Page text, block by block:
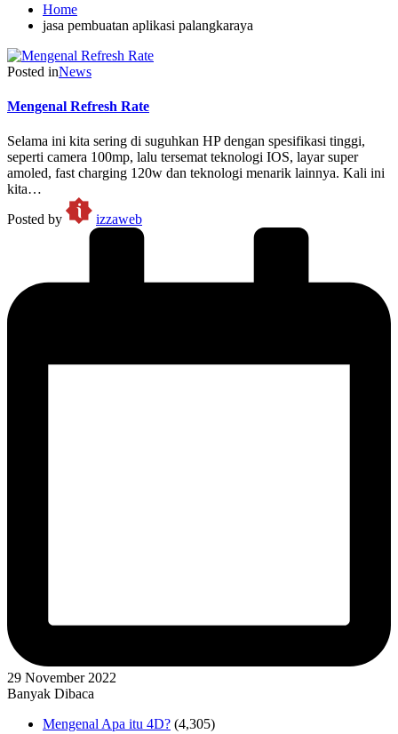
Home
jasa pembuatan aplikasi palangkaraya
Posted inNews
Mengenal Refresh Rate
Selama ini kita sering di suguhkan HP dengan spesifikasi tinggi,
seperti camera 100mp, lalu tersemat teknologi IOS, layar super
amoled, fast charging 120w dan teknologi menarik lainnya. Kali ini
kita…
Posted by
izzaweb
29 November 2022
Banyak Dibaca
Mengenal Apa itu 4D? (4,305)